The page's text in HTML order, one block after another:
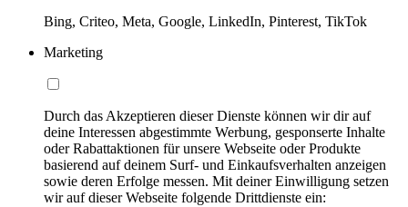
Bing, Criteo, Meta, Google, LinkedIn, Pinterest, TikTok
Marketing
Durch das Akzeptieren dieser Dienste können wir dir auf
deine Interessen abgestimmte Werbung, gesponserte Inhalte
oder Rabattaktionen für unsere Webseite oder Produkte
basierend auf deinem Surf- und Einkaufsverhalten anzeigen
sowie deren Erfolge messen. Mit deiner Einwilligung setzen
wir auf dieser Webseite folgende Drittdienste ein: